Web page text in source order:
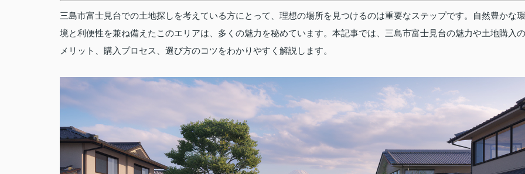
三島市富士見台での土地探しを考えている方にとって、理想の場所を見つけるのは重要なステップです。自然豊かな環
境と利便性を兼ね備えたこのエリアは、多くの魅力を秘めています。本記事では、三島市富士見台の魅力や土地購入の
メリット、購入プロセス、選び方のコツをわかりやすく解説します。